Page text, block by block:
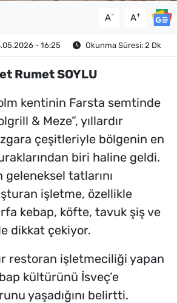
A- A+
- 16:25 Okunma Süresi: 2 Dk
Rumet SOYLU
kentinin Farsta semtinde
& Meze”, yıllardır
çeşitleriyle bölgenin en
biri haline geldi.
geleneksel tatlarını
işletme, özellikle
kebap, köfte, tavuk şiş ve
dikkat çekiyor.
restoran işletmeciliği yapan
kültürünü İsveç’e
yaşadığını belirtti.